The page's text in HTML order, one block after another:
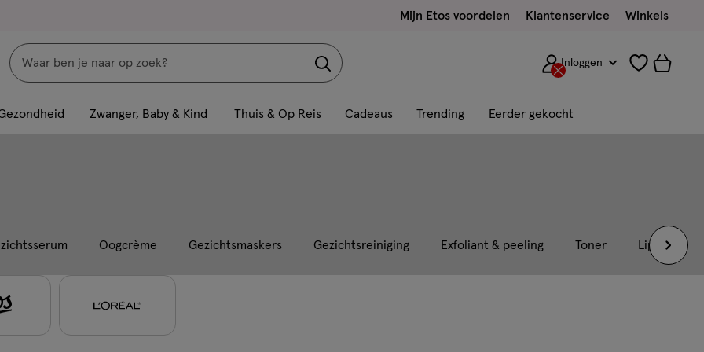
Mijn Etos voordelen Klantenservice Winkels
Zoeken
met
geavanceerde
zoekopties
Inloggen
Zwanger, Baby & Kind Thuis & Op Reis Cadeaus Trending Eerder gekocht
Oogcrème Gezichtsmaskers Gezichtsreiniging Exfoliant & peeling Toner